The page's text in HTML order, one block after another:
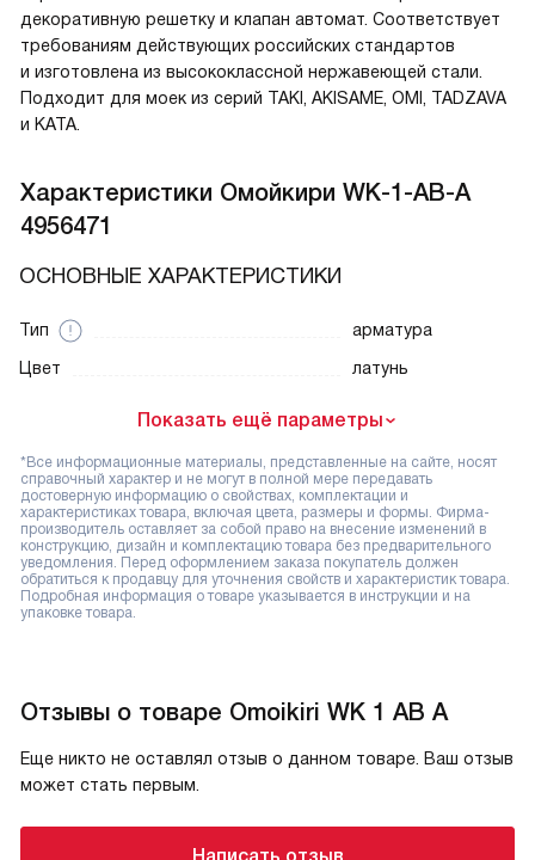
декоративную решетку и клапан автомат. Соответствует
требованиям действующих российских стандартов
и изготовлена из высококлассной нержавеющей стали.
Подходит для моек из серий TAKI, AKISAME, OMI, TADZAVA
и KATA.
Характеристики Омойкири WK-1-AB-A
4956471
ОСНОВНЫЕ ХАРАКТЕРИСТИКИ
Тип
арматура
Цвет
латунь
Показать ещё параметры
*Все информационные материалы, представленные на сайте, носят
справочный характер и не могут в полной мере передавать
достоверную информацию о свойствах, комплектации и
характеристиках товара, включая цвета, размеры и формы. Фирма-
производитель оставляет за собой право на внесение изменений в
конструкцию, дизайн и комплектацию товара без предварительного
уведомления. Перед оформлением заказа покупатель должен
обратиться к продавцу для уточнения свойств и характеристик товара.
Подробная информация о товаре указывается в инструкции и на
упаковке товара.
Отзывы о товаре Omoikiri WK 1 AB A
Еще никто не оставлял отзыв о данном товаре. Ваш отзыв
может стать первым.